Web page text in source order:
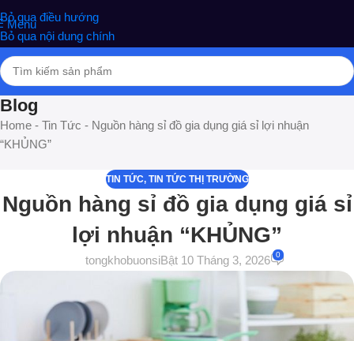
Bỏ qua điều hướng
Bỏ qua nội dung chính
nghiệm phân phối Quà tặng hottrend, gia dụng, đồ chơi, văn phòng
phẩm
Menu
Blog
Home - Tin Tức - Nguồn hàng sỉ đồ gia dụng giá sỉ lợi nhuận
“KHỦNG”
TIN TỨC, TIN TỨC THỊ TRƯỜNG
Nguồn hàng sỉ đồ gia dụng giá sỉ
lợi nhuận “KHỦNG”
tongkhobuonsiBật 10 Tháng 3, 2026 0